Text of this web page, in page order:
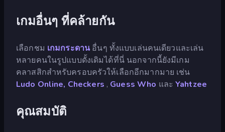
เกมอื่นๆ ที่คล้ายกัน
เลือกชม เกมกระดานอื่นๆ ทั้งแบบเล่นคนเดียวและเล่น
หลายคนในรูปแบบดั้งเดิมได้ที่นี่ นอกจากนี้ยังมีเกม
คลาสสิกสำหรับครอบครัวให้เลือกอีกมากมาย เช่น
Ludo Online, Checkers , Guess Who และYahtzee
คุณสมบัติ